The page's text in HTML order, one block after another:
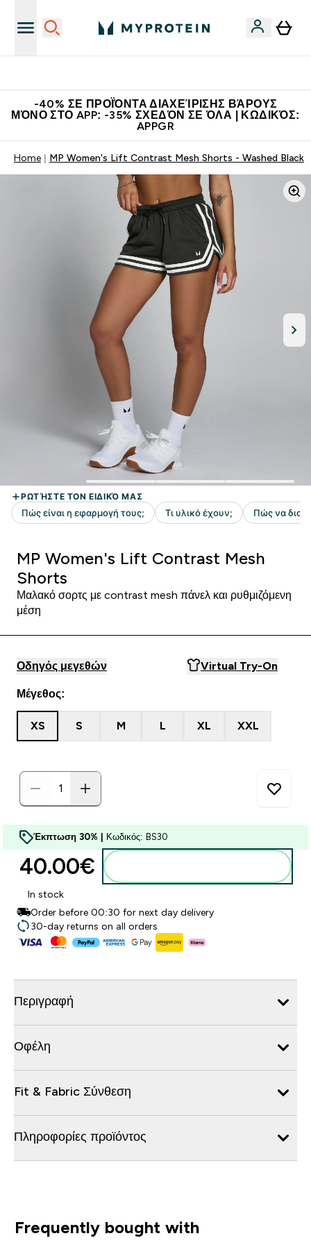
-40% ΣΕ ΠΡΟΪΌΝΤΑ ΔΙΑΧΕΊΡΙΣΗΣ ΒΆΡΟΥΣ
ΜΌΝΟ ΣΤΟ APP: -35% ΣΧΕΔΌΝ ΣΕ ΌΛΑ | ΚΩΔΙΚΌΣ:
APPGR
Home MP Women's Lift Contrast Mesh Shorts - Washed Black
MP Women's Lift Contrast Mesh
Shorts
Μαλακό σορτς με contrast mesh πάνελ και ρυθμιζόμενη
μέση
Οδηγός μεγεθών Virtual Try-On
Μέγεθος:
XS S M L XL XXL
Έκπτωση 30% | Κωδικός: BS30
40.00€‎
In stock
Order before 00:30 for next day delivery
30-day returns on all orders
Περιγραφή
Οφέλη
Fit & Fabric Σύνθεση
Πληροφορίες προϊόντος
Frequently bought with